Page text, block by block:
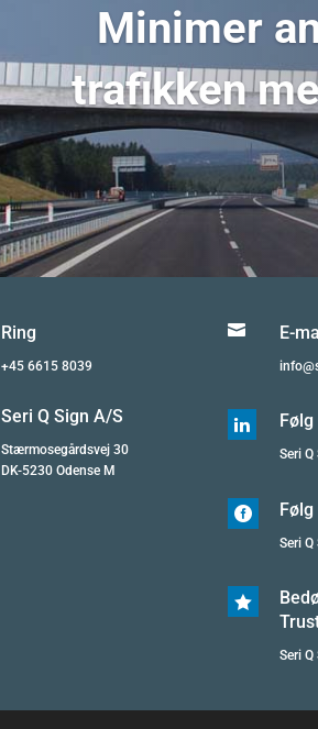
Minimer
trafikken
Ring
+45 6615 8039
Seri Q Sign A/S
Stærmosegårdsvej 30
DK-5230 Odense M
 E-
 Følg
Seri
 Følg
Seri

Seri